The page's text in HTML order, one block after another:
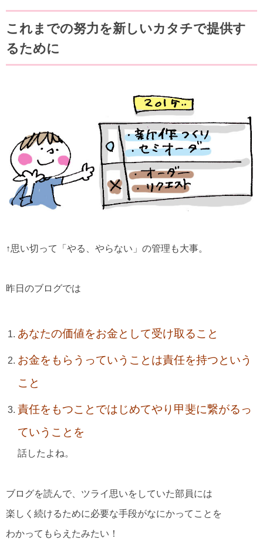
これまでの努力を新しいカタチで提供す
るために
↑思い切って「やる、やらない」の管理も大事。
昨日のブログでは
あなたの価値をお金として受け取ること
お金をもらうっていうことは責任を持つという
こと
責任をもつことではじめてやり甲斐に繋がるっ
ていうことを
話したよね。
ブログを読んで、ツライ思いをしていた部員には
楽しく続けるために必要な手段がなにかってことを
わかってもらえたみたい！